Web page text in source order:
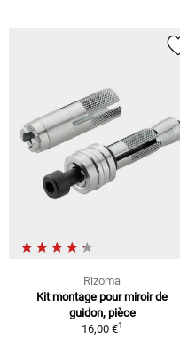
Rizoma
Kit montage pour miroir de
guidon, pièce
16,00 €1